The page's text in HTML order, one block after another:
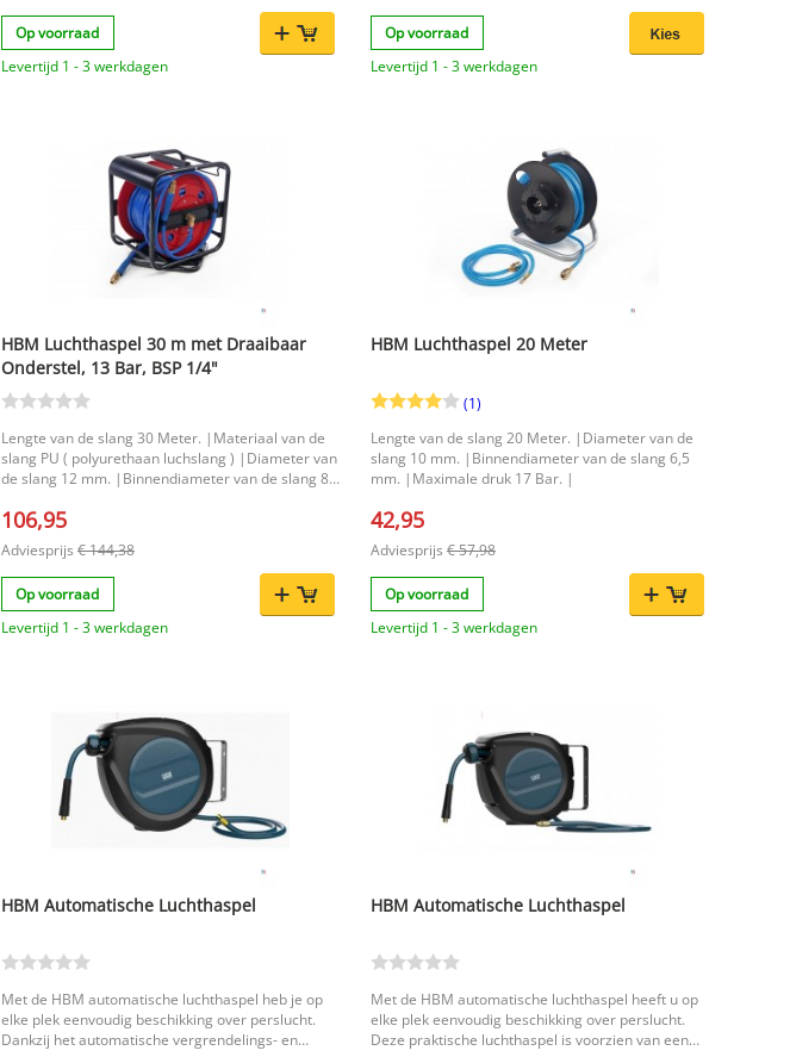
Op voorraad
Levertijd 1 - 3 werkdagen
Op voorraad
Levertijd 1 - 3 werkdagen
HBM Luchthaspel 30 m met Draaibaar
Onderstel, 13 Bar, BSP 1/4"
Lengte van de slang 30 Meter. |Materiaal van de
slang PU ( polyurethaan luchslang ) |Diameter van
de slang 12 mm. |Binnendiameter van de slang 8
106,95
Adviesprijs € 144,38
Op voorraad
Levertijd 1 - 3 werkdagen
HBM Luchthaspel 20 Meter
(1)
Lengte van de slang 20 Meter. |Diameter van de
slang 10 mm. |Binnendiameter van de slang 6,5
mm. |Maximale druk 17 Bar. |
42,95
Adviesprijs € 57,98
Op voorraad
Levertijd 1 - 3 werkdagen
HBM Automatische Luchthaspel
Met de HBM automatische luchthaspel heb je op
elke plek eenvoudig beschikking over perslucht.
Dankzij het automatische vergrendelings- en
HBM Automatische Luchthaspel
Met de HBM automatische luchthaspel heeft u op
elke plek eenvoudig beschikking over perslucht.
Deze praktische luchthaspel is voorzien van een